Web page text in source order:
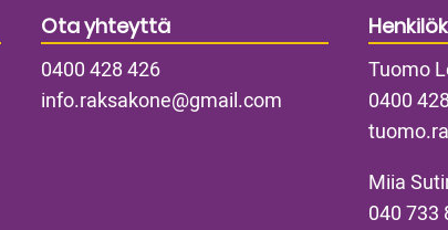
Elementit
Ota yhteyttä
0400 428 426
info.raksakone@gmail.com
Tuomo
0400
Miia
040 733